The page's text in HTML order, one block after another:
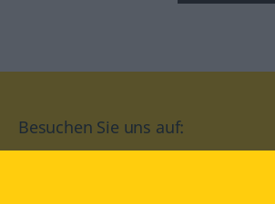
Besuchen Sie uns auf: